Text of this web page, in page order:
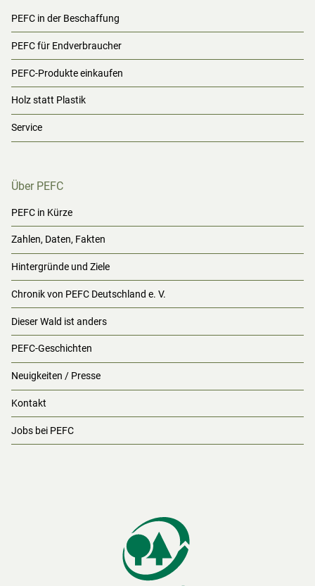
PEFC in der Beschaffung
PEFC für Endverbraucher
PEFC-Produkte einkaufen
Holz statt Plastik
Service
Über PEFC
PEFC in Kürze
Zahlen, Daten, Fakten
Hintergründe und Ziele
Chronik von PEFC Deutschland e. V.
Dieser Wald ist anders
PEFC-Geschichten
Neuigkeiten / Presse
Kontakt
Jobs bei PEFC